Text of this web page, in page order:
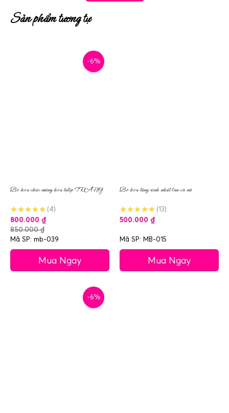
Sản phẩm tương tự
-6%
Bó hoa chúc mừng hoa tulip TRẮNG
(4)
800.000 ₫
850.000₫
Mã SP: mb-039
Mua Ngay
Bó hoa tặng sinh nhật lan vũ nữ
(13)
500.000 ₫
Mã SP: MB-015
Mua Ngay
-6%